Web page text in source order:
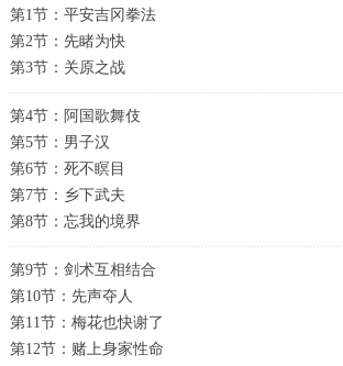
第1节：平安吉冈拳法
第2节：先睹为快
第3节：关原之战
第4节：阿国歌舞伎
第5节：男子汉
第6节：死不瞑目
第7节：乡下武夫
第8节：忘我的境界
第9节：剑术互相结合
第10节：先声夺人
第11节：梅花也快谢了
第12节：赌上身家性命